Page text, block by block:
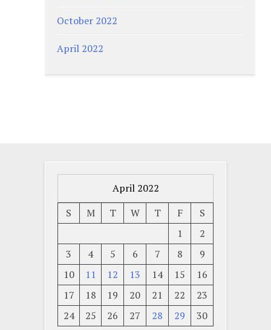
October 2022
April 2022
April 2022
S
M T W T F
S
1
2
3
4 5 6 7 8
9
10
11 12 13 14 15
16
17
18 19 20 21 22
23
24
25 26 27 28 29 30